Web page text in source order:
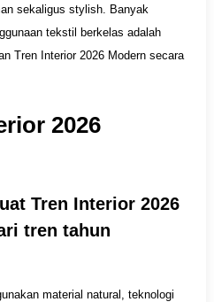
sekaligus stylish. Banyak
tekstil berkelas adalah
Tren Interior 2026 Modern secara
2026
Tren Interior 2026
tren tahun
material natural, teknologi